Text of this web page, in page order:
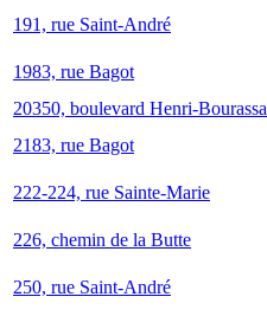
191, rue Saint-André
1983, rue Bagot
20350, boulevard Henri-Bourassa
2183, rue Bagot
222-224, rue Sainte-Marie
226, chemin de la Butte
250, rue Saint-André